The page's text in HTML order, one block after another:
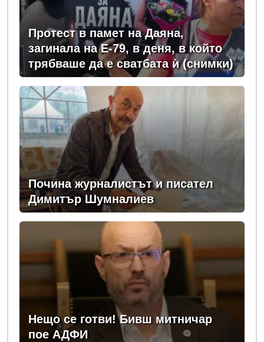
Протест в памет на Даяна,
загинала на Е-79, в деня, в който
трябваше да е сватбата ѝ (снимки)
Почина журналистът и писател
Димитър Шумналиев
Нещо се готви! Бивш митничар
пое АДФИ